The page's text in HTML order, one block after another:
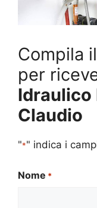
Compila
per
Idraulico
Claudio
"*" indica i
Nome *